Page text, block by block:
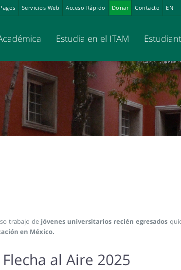
Servicios Web Acceso Rápido Donar Contacto EN
Estudia en el ITAM
trabajo de jóvenes universitarios recién egresados
en México.
al Aire 2025